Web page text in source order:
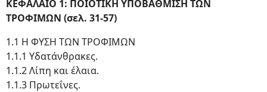
ΚΕΦΑΛΑΙΟ 1: ΠΟΙΟΤΙΚΗ ΥΠΟΒΑΘΜΙΣΗ ΤΩΝ
ΤΡΟΦΙΜΩΝ (σελ. 31-57)
1.1 Η ΦΥΣΗ ΤΩΝ ΤΡΟΦΙΜΩΝ
1.1.1 Υδατάνθρακες.
1.1.2 Λίπη και έλαια.
1.1.3 Πρωτεΐνες.